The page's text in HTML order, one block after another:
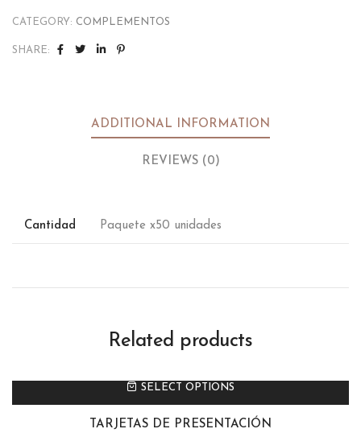
CATEGORY: COMPLEMENTOS
SHARE:
ADDITIONAL INFORMATION
REVIEWS (0)
Cantidad Paquete x50 unidades
Related products
SELECT OPTIONS
TARJETAS DE PRESENTACIÓN